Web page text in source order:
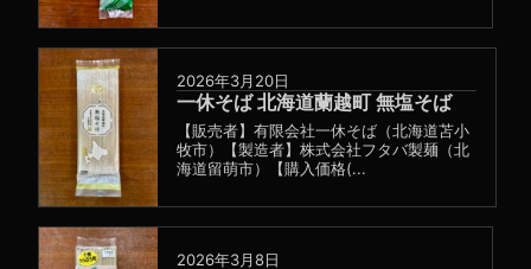
2026年3月20日
一休そば 北海道蘭越町 無塩そば
【販売者】有限会社一休そば（北海道苫小
牧市）【製造者】株式会社フタバ製麺（北
海道留萌市）【購入価格(...
2026年3月8日